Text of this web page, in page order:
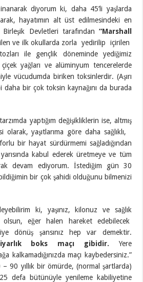
diyorum ki, daha 45’li yaşlarda
hayatımın alt üst edilmesindeki en
Devletleri tarafından “Marshall
ve ilk okullarda zorla yedirilip içirilen
ile gençlik döneminde yediğimiz
yağları ve alüminyum tencerelerde
vücudumda biriken toksinlerdir. (Aşırı
bir çok toksin kaynağını da burada
yaptığım değişikliklerin ise, altmış
olarak, yaşıtlarıma göre daha sağlıklı,
bir hayat sürdürmemi sağladığından
kabul ederek üretmeye ve tüm
devam ediyorum. İstediğim gün 30
bir çok şahidi olduğunu bilmenizi
ki, yaşınız, kilonuz ve sağlık
eğer halen hareket edebilecek
dönüş şansınız hep var demektir.
boks maçı gibidir. Yere
kalkamadığınızda maçı kaybedersiniz.”
90 yıllık bir ömürde, (normal şartlarda)
defa bütünüyle yenileme kabiliyetine